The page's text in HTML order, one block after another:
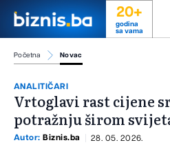
20+
godina
sa vama
Početna Novac
ANALITIČARI
Vrtoglavi rast cijene
potražnju širom
Autor: Biznis.ba 28. 05. 2026.